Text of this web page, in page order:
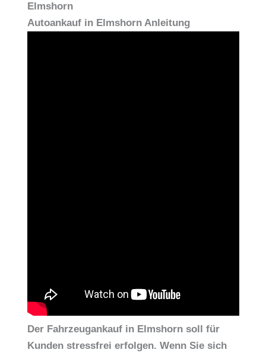
Elmshorn
Autoankauf in Elmshorn Anleitung
Der Fahrzeugankauf in Elmshorn soll für
Kunden stressfrei erfolgen. Wenn Sie sich